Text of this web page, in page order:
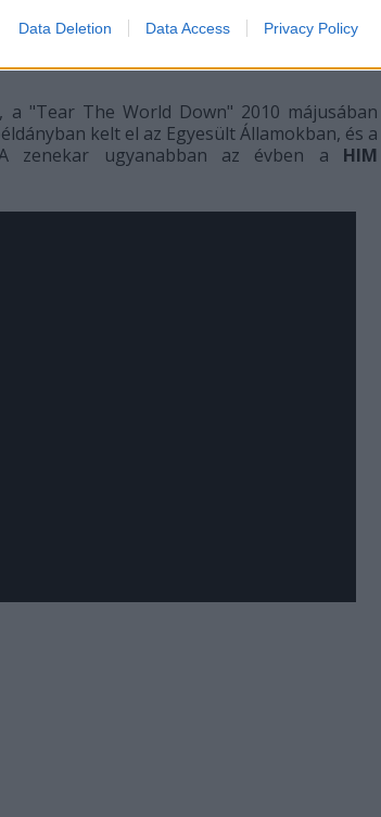
Data Deletion Data Access Privacy Policy
való kilépésének fő okai a kommunikációs
a "Tear The World Down" 2010 májusában
kelt el az Egyesült Államokban, és a
zenekar ugyanabban az évben a HIM